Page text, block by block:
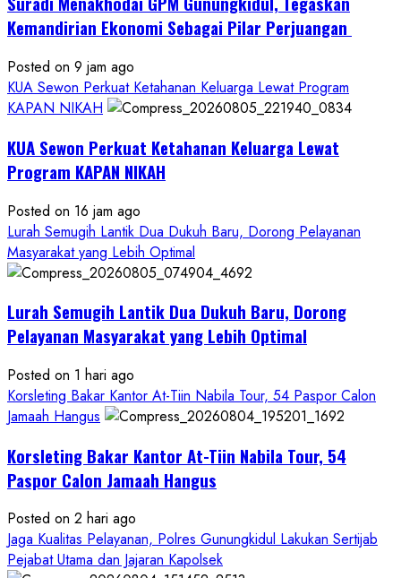
Kemandirian Ekonomi Sebagai Pilar Perjuangan ​
Posted on 9 jam ago
KUA Sewon Perkuat Ketahanan Keluarga Lewat Program
KAPAN NIKAH
KUA Sewon Perkuat Ketahanan Keluarga Lewat
Program KAPAN NIKAH
Posted on 16 jam ago
Lurah Semugih Lantik Dua Dukuh Baru, Dorong Pelayanan
Masyarakat yang Lebih Optimal
Lurah Semugih Lantik Dua Dukuh Baru, Dorong
Pelayanan Masyarakat yang Lebih Optimal
Posted on 1 hari ago
Korsleting Bakar Kantor At-Tiin Nabila Tour, 54 Paspor Calon
Jamaah Hangus
Korsleting Bakar Kantor At-Tiin Nabila Tour, 54
Paspor Calon Jamaah Hangus
Posted on 2 hari ago
Jaga Kualitas Pelayanan, Polres Gunungkidul Lakukan Sertijab
Pejabat Utama dan Jajaran Kapolsek